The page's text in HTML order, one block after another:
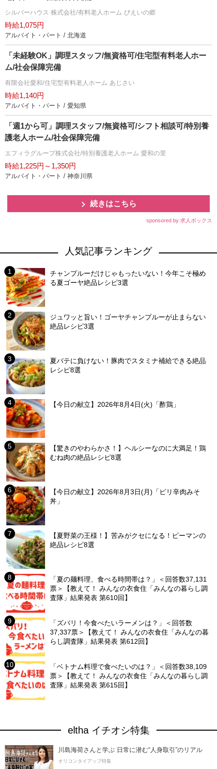
シルバーハウス 株式会社/有料老人ホーム びえいの郷
時給1,075円
アルバイト・パート / 北海道
「未経験OK」調理スタッフ/無資格可/住宅型有料老人ホー
ム/社会保障完備
有限会社愛和/住宅型有料老人ホーム あじさい
時給1,140円
アルバイト・パート / 愛知県
「週1から可」調理スタッフ/無資格可/シフト相談可/特別養
護老人ホーム/社会保障完備
エフィラグループ株式会社/特別養護老人ホーム 愛和の里
時給1,225円～1,350円
アルバイト・パート / 神奈川県
続きはこちら
sponsored by 求人ボックス
人気記事ランキング
チャンプルーだけじゃもったいない！今年こそ極め
る夏ゴーヤ絶品レシピ3選
ジュワッと旨い！ゴーヤチャンプルーが止まらない
絶品レシピ3選
夏バテに負けない！豚肉でスタミナ補給できる絶品
レシピ8選
【今日の献立】2026年8月4日(火)「酢鶏」
【驚きのやわらかさ！】ヘルシーなのに大満足！鶏
むね肉の絶品レシピ8選
【今日の献立】2026年8月3日(月)「ピリ辛肉みそ
丼」
【夏野菜の王様！】苦みがクセになる！ピーマンの
絶品レシピ8選
「夏の麺料理、食べる時間帯は？」＜回答数37,131
票＞【教えて！ みんなの衣食住「みんなの暮らし調
査隊」結果発表 第610回】
「ズバリ！今食べたいラーメンは？」＜回答数
37,337票＞【教えて！ みんなの衣食住「みんなの暮
らし調査隊」結果発表 第612回】
「ベトナム料理で食べたいのは？」＜回答数38,109
票＞【教えて！ みんなの衣食住「みんなの暮らし調
査隊」結果発表 第615回】
eltha イチオシ特集
川島海荷さんと学ぶ 日常に潜む“人身取引”のリアル
オリコンタイアップ特集